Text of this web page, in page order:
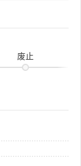
废止